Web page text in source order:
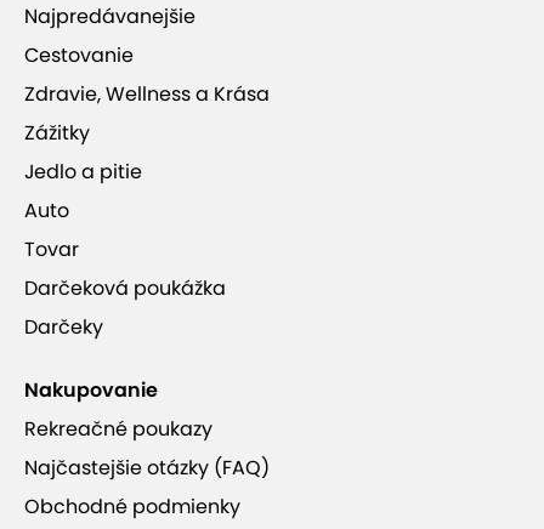
Najpredávanejšie
Cestovanie
Zdravie, Wellness a Krása
Zážitky
Jedlo a pitie
Auto
Tovar
Darčeková poukážka
Darčeky
Nakupovanie
Rekreačné poukazy
Najčastejšie otázky (FAQ)
Obchodné podmienky